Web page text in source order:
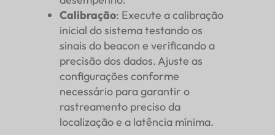
Calibração: Execute a calibração
inicial do sistema testando os
sinais do beacon e verificando a
precisão dos dados. Ajuste as
configurações conforme
necessário para garantir o
rastreamento preciso da
localização e a latência mínima.